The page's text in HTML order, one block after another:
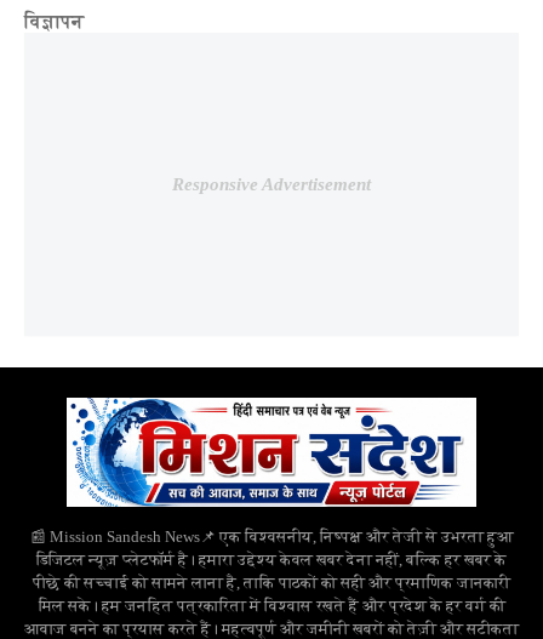
विज्ञापन
Responsive Advertisement
📰 Mission Sandesh News📌 एक विश्वसनीय, निष्पक्ष और तेजी से उभरता हुआ
डिजिटल न्यूज़ प्लेटफॉर्म है। हमारा उद्देश्य केवल खबर देना नहीं, बल्कि हर खबर के
पीछे की सच्चाई को सामने लाना है, ताकि पाठकों को सही और प्रमाणिक जानकारी
मिल सके। हम जनहित पत्रकारिता में विश्वास रखते हैं और प्रदेश के हर वर्ग की
आवाज बनने का प्रयास करते हैं। महत्वपूर्ण और जमीनी खबरों को तेज़ी और सटीकता